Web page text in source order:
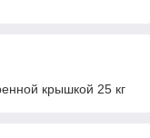
крышкой 25 кг